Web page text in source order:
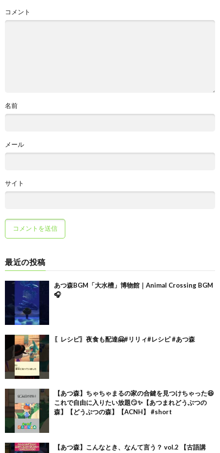
コメント
名前
メール
サイト
最近の投稿
あつ森BGM「大水槽」博物館｜Animal Crossing BGM
🎧
〖レシピ〗夜食も配達🤗#リリィ#レシピ #あつ森
【あつ森】ちゃちゃまるの家の合鍵を見つけちゃった😆
これで自由に入りたい放題😏✨【あつまれどうぶつの
森】【どうぶつの森】【ACNH】 #short
【あつ森】こんなとき、なんて言う？ vol.2 【古語講